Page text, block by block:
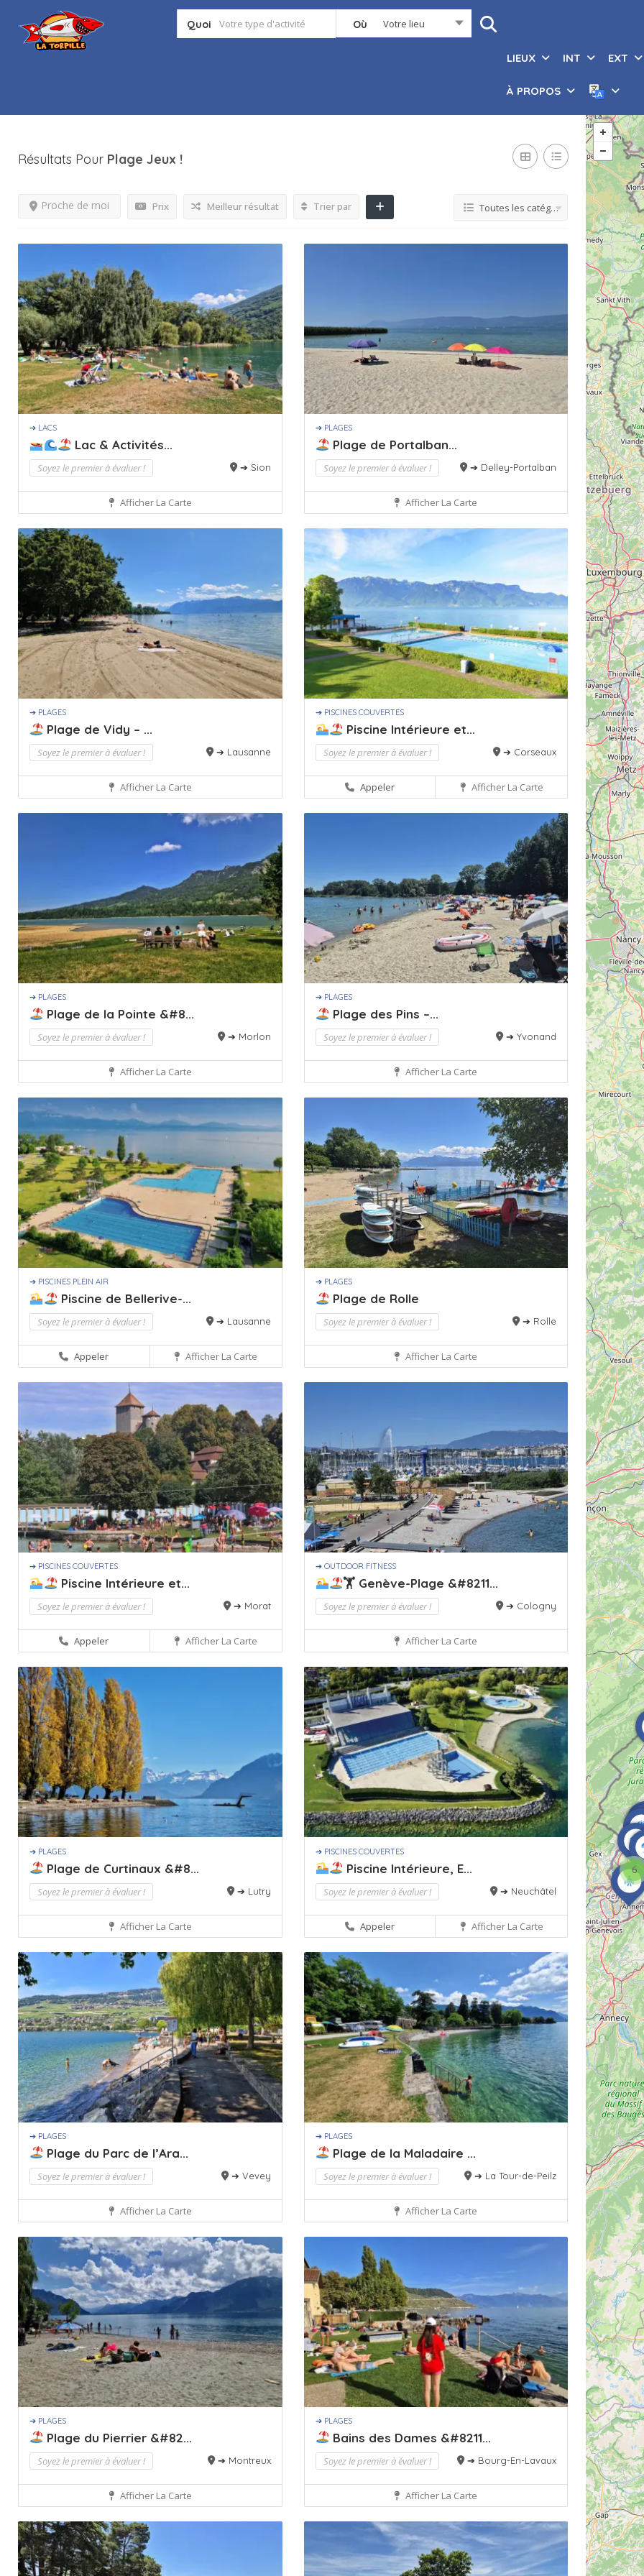
Quoi Où Votre lieu
LIEUX INT EXT
À PROPOS
6
Résultats Pour Plage Jeux !
Prix
Proche de moi Meilleur résultat Trier par Toutes les catégories
➔ LACS
Lac & Activités...
Soyez le premier à évaluer ! ➔ Sion
Afficher La Carte
➔ PLAGES
Plage de Portalban...
Soyez le premier à évaluer ! ➔ Delley-Portalban
Afficher La Carte
➔ PLAGES
Plage de Vidy – ...
Soyez le premier à évaluer ! ➔ Lausanne
Afficher La Carte
➔ PISCINES COUVERTES
Piscine Intérieure et...
Soyez le premier à évaluer ! ➔ Corseaux
Appeler Afficher La Carte
➔ PLAGES
Plage de la Pointe &#8...
Soyez le premier à évaluer ! ➔ Morlon
Afficher La Carte
➔ PLAGES
Plage des Pins –...
Soyez le premier à évaluer ! ➔ Yvonand
Afficher La Carte
➔ PISCINES PLEIN AIR
Piscine de Bellerive-...
Soyez le premier à évaluer ! ➔ Lausanne
Appeler Afficher La Carte
➔ PLAGES
Plage de Rolle
Soyez le premier à évaluer ! ➔ Rolle
Afficher La Carte
➔ PISCINES COUVERTES
Piscine Intérieure et...
Soyez le premier à évaluer ! ➔ Morat
Appeler Afficher La Carte
➔ OUTDOOR FITNESS
🏋 Genève-Plage &#8211...
Soyez le premier à évaluer ! ➔ Cologny
Afficher La Carte
➔ PLAGES
Plage de Curtinaux &#8...
Soyez le premier à évaluer ! ➔ Lutry
Afficher La Carte
➔ PISCINES COUVERTES
Piscine Intérieure, E...
Soyez le premier à évaluer ! ➔ Neuchâtel
Appeler Afficher La Carte
➔ PLAGES
Plage du Parc de l’Ara...
Soyez le premier à évaluer ! ➔ Vevey
Afficher La Carte
➔ PLAGES
Plage de la Maladaire ...
Soyez le premier à évaluer ! ➔ La Tour-de-Peilz
Afficher La Carte
➔ PLAGES
Plage du Pierrier &#82...
Soyez le premier à évaluer ! ➔ Montreux
Afficher La Carte
➔ PLAGES
Bains des Dames &#8211...
Soyez le premier à évaluer ! ➔ Bourg-En-Lavaux
Afficher La Carte